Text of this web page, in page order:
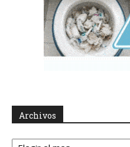
Archivos
Archivos